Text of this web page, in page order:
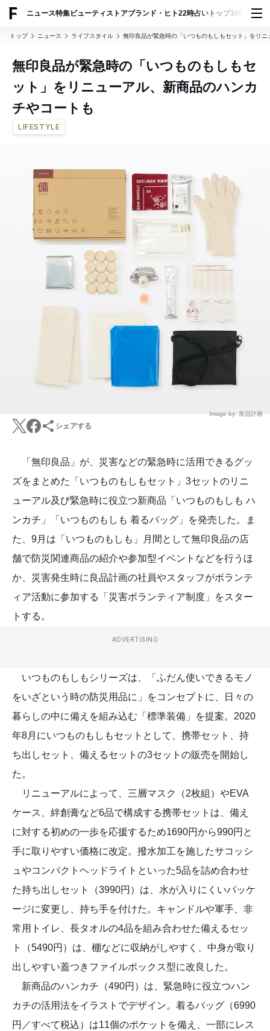
ニュース特集ビューティ ストアブランド・ヒト22時占い トップ100 スナッ
トップ ニュース ライフスタイル 無印良品が緊急時の「いつものもしもセット」をリ
無印良品が緊急時の「いつものもしもセ
ット」をリニューアル、新商品のハンカ
チやコートも
LIFESTYLE
Image by: 良品計画
シェアする
「無印良品」が、災害などの緊急時に活用できるグッ
ズをまとめた「いつものもしもセット」3セットのリニ
ューアル及び緊急時に役立つ新商品「いつものもしも ハ
ンカチ」「いつものもしも 着るバッグ」を発売した。ま
た、9月は「いつものもしも」月間として無印良品の店
舗で防災関連商品の紹介や参加型イベントなどを行うほ
か、災害発生時に良品計画の社員やスタッフがボランテ
ィア活動に参加する「災害ボランティア制度」をスター
トする。
ADVERTISING
いつものもしもシリーズは、「ふだん使いできるモノ
をいざという時の防災用品に」をコンセプトに、日々の
暮らしの中に備えを組み込む「標準装備」を提案。2020
年8月にいつものもしもセットとして、携帯セット、持
ち出しセット、備えるセットの3セットの販売を開始し
た。
リニューアルによって、三層マスク（2枚組）やEVA
ケース、絆創膏など6品で構成する携帯セットは、備え
に対する初めの一歩を応援するため1690円から990円と
手に取りやすい価格に改定。撥水加工を施したサコッシ
ュやコンパクトヘッドライトといった5品を詰め合わせ
た持ち出しセット（3990円）は、水が入りにくいパッケ
ージに変更し、持ち手を付けた。キャンドルや軍手、非
常用トイレ、長タオルの4品を組み合わせた備えるセッ
ト（5490円）は、棚などに収納がしやすく、中身が取り
出しやすい蓋つきファイルボックス型に改良した。
新商品のハンカチ（490円）は、緊急時に役立つハン
カチの活用法をイラストでデザイン。着るバッグ（6990
円／すべて税込）は11個のポケットを備え、一部にレス